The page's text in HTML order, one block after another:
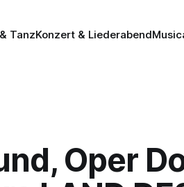
TanzKonzert & Liederabend
Oper